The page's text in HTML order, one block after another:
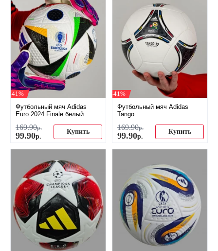
-41%
Футбольный мяч Adidas
Euro 2024 Finale белый
169.90р.
99.90р.
Купить
-41%
Футбольный мяч Adidas
Tango
169.90р.
99.90р.
Купить